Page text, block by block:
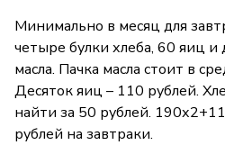
Минимально в месяц для
четыре булки хлеба, 60 яиц и
масла. Пачка масла стоит в
Десяток яиц – 110 рублей.
найти за 50 рублей.
рублей на завтраки.